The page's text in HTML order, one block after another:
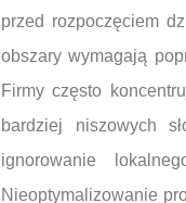
przed rozpoczęciem
obszary wymagają
Firmy często
bardziej niszowych
ignorowanie
Nieoptymalizowanie